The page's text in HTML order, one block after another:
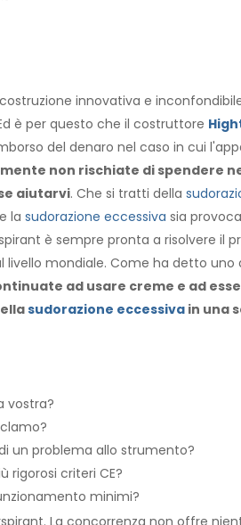
innovativa e
è per questo che il costruttore
del denaro nel caso in cui
non rischiate di spendere
aiutarvi. Che si tratti della
la sudorazione eccessiva sia
è sempre pronta a risolvere il
mondiale. Come ha detto uno
ad usare creme e ad
sudorazione eccessivain una
vostra?
un problema allo strumento?
rigorosi criteri CE?
minimi?
La concorrenza non offre